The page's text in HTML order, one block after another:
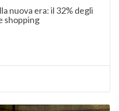
nuova era: il 32% degli
shopping